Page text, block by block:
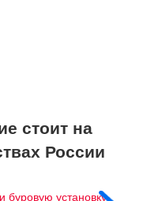
стоит на
России